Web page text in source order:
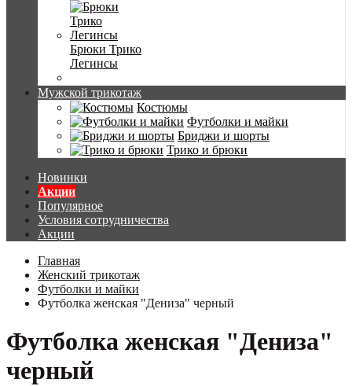
Брюки Трико
Легинсы
Мужской трикотаж
Костюмы
Футболки и майки
Бриджи и шорты
Трико и брюки
Новинки
Акции
Популярное
Условия сотрудничества
Акции
Главная
Женский трикотаж
Футболки и майки
Футболка женская "Дениза" черный
Футболка женская "Дениза"
черный